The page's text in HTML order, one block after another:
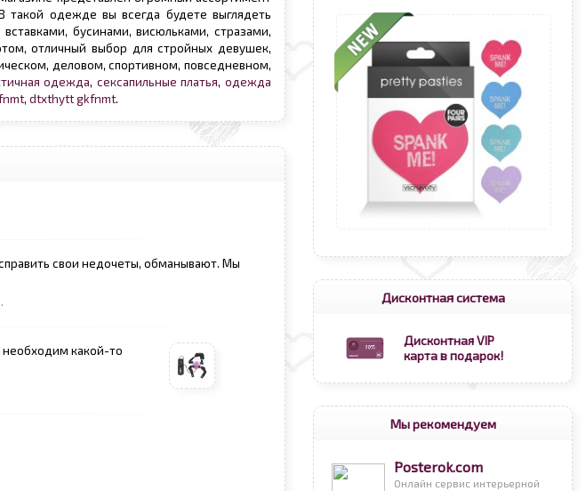
одежде вы всегда будете выглядеть
бусинами, висюльками, стразами,
отличный выбор для стройных девушек,
деловом, спортивном, повседневном,
одежда, сексапильные платья,одежда
, dtxthytt gkfnmt.
свои недочеты, обманывают. Мы
какой-то
Дисконтная система
Дисконтная VIP
карта в подарок!
Мы рекомендуем
Posterok.com
Онлайн сервис интерьерной